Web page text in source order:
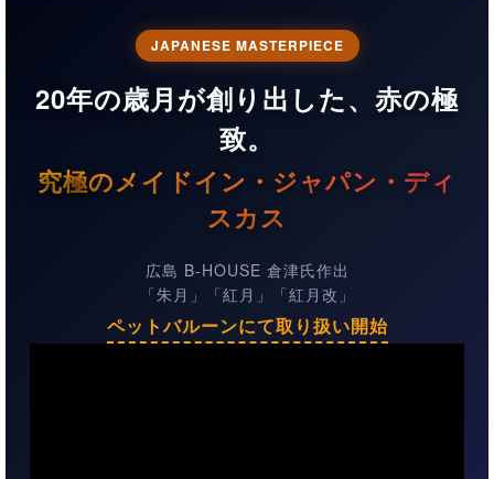
JAPANESE MASTERPIECE
20年の歳月が創り出した、赤の極
致。
究極のメイドイン・ジャパン・ディ
スカス
広島 B-HOUSE 倉津氏作出
「朱月」「紅月」「紅月改」
ペットバルーンにて取り扱い開始